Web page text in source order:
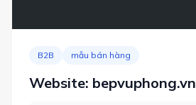
B2B mẫu bán hàng
Website: bepvuphong.vn